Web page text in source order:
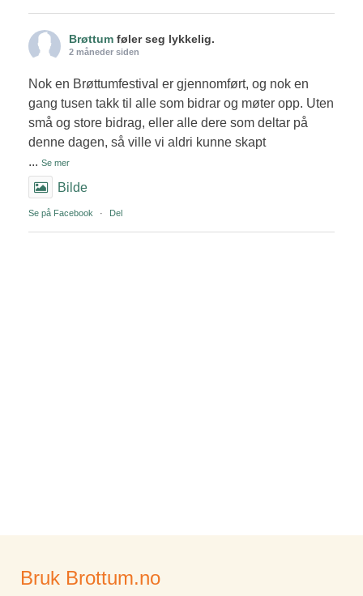
Brøttum føler seg lykkelig.
2 måneder siden
Nok en Brøttumfestival er gjennomført, og nok en
gang tusen takk til alle som bidrar og møter opp. Uten
små og store bidrag, eller alle dere som deltar på
denne dagen, så ville vi aldri kunne skapt
... Se mer
Bilde
Se på Facebook · Del
Bruk Brottum.no